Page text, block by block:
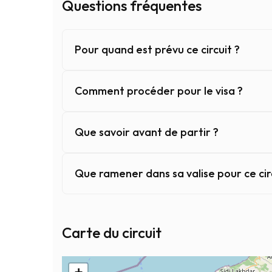
Questions fréquentes
Pour quand est prévu ce circuit ?
Comment procéder pour le visa ?
Que savoir avant de partir ?
Que ramener dans sa valise pour ce
En contactant l'agence de voyage, celle-ci
Note : tarif calculé sur la base de 2 personnes
Carte du circuit